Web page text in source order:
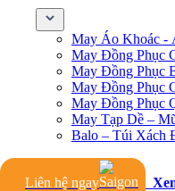
May Áo Khoác -
May Đồng Phục
May Đồng Phục
May Đồng Phục
May Đồng Phục
May Tạp Dề –
Balo – Túi Xách
Liên hệ ngay